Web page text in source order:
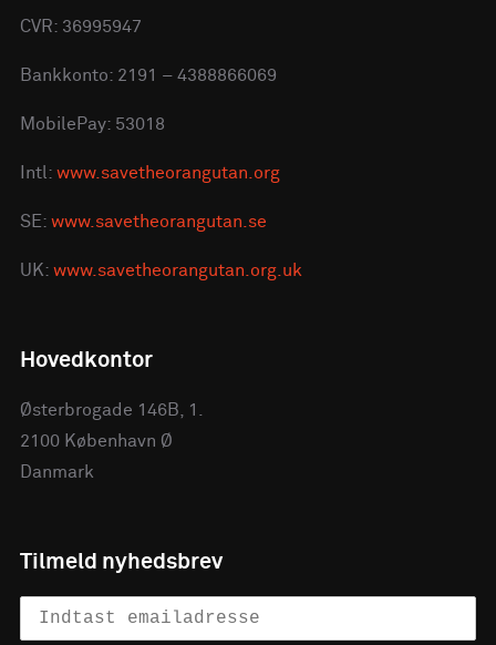
CVR: 36995947
Bankkonto: 2191 – 4388866069
MobilePay: 53018
Intl: www.savetheorangutan.org
SE: www.savetheorangutan.se
UK: www.savetheorangutan.org.uk
Hovedkontor
Østerbrogade 146B, 1.
2100 København Ø
Danmark
Tilmeld nyhedsbrev